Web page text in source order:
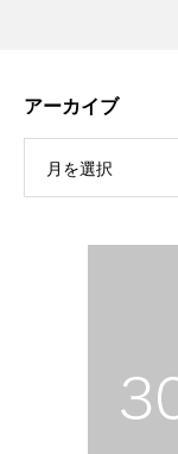
アーカイブ
月を選択